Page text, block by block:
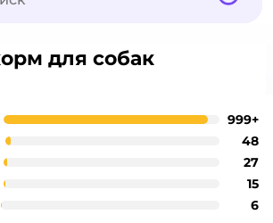
для собак
999+
48
27
15
6